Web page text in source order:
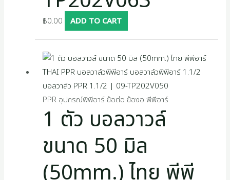
฿0.00 ADD TO CART
PPR อุปกรณ์พีพีอาร์ ข้อต่อ ข้องอ พีพีอาร์
1 ตัว บอลวาวล์
ขนาด 50 มิล
(50mm.) ไทย พีพี